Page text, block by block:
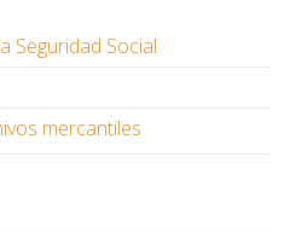
Seguridad Social
mercantiles